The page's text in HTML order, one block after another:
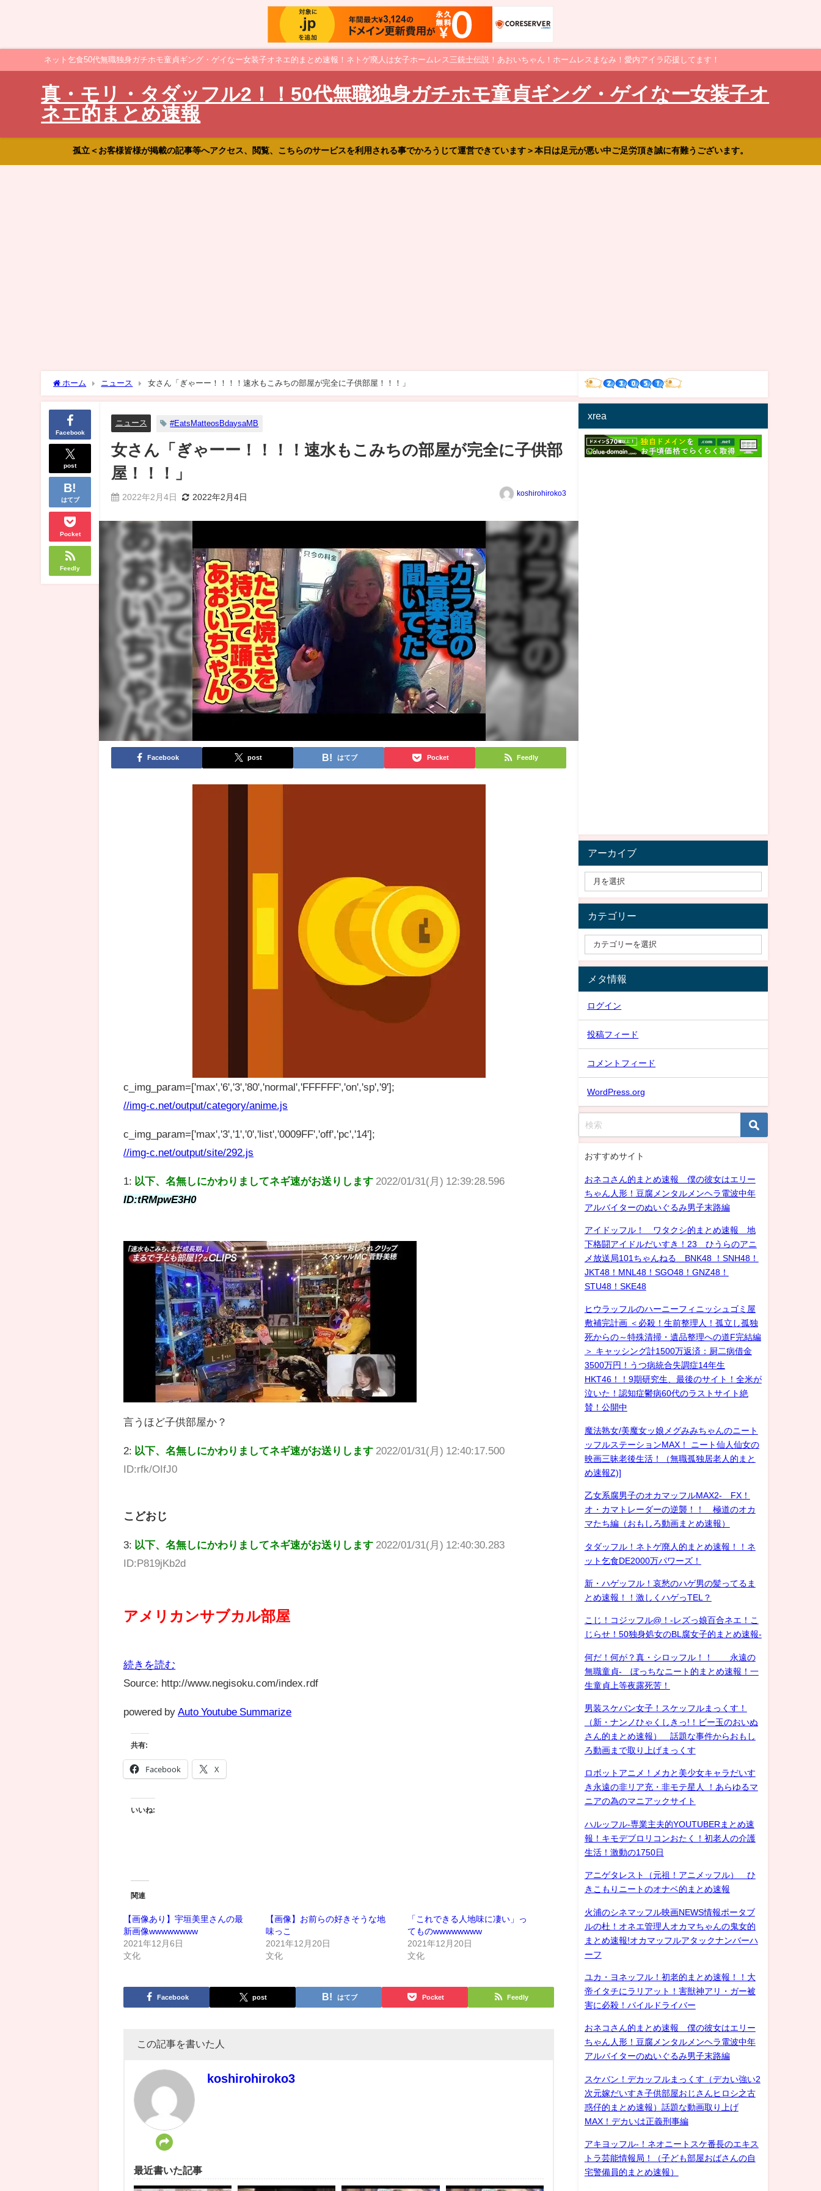
ネット乞食50代無職独身ガチホモ童貞ギング・ゲイなー女装子オネエ的まとめ速報！ネトゲ廃人は女子ホームレス三銃士伝説！あおいちゃん！ホームレスまなみ！愛内アイラ応援してます！
真・モリ・タダッフル2！！50代無職独身ガチホモ童貞ギング・ゲイなー女装子オ
ネエ的まとめ速報
孤立＜お客様皆様が掲載の記事等へアクセス、閲覧、こちらのサービスを利用される事でかろうじて運営できています＞本日は足元が悪い中ご足労頂き誠に有難うございます。
ホーム ニュース 女さん「ぎゃーー！！！！速水もこみちの部屋が完全に子供部屋！！！」
Facebook
post
はてブ
Pocket
Feedly
ニュース #EatsMatteosBdaysaMB
女さん「ぎゃーー！！！！速水もこみちの部屋が完全に子供部
屋！！！」
2022年2月4日 2022年2月4日 koshirohiroko3
Facebook post はてブ Pocket Feedly
c_img_param=['max','6','3','80','normal','FFFFFF','on','sp','9'];
//img-c.net/output/category/anime.js
c_img_param=['max','3','1','0','list','0009FF','off','pc','14'];
//img-c.net/output/site/292.js
1: 以下、名無しにかわりましてネギ速がお送りします 2022/01/31(月) 12:39:28.596
ID:tRMpwE3H0
言うほど子供部屋か？
2: 以下、名無しにかわりましてネギ速がお送りします 2022/01/31(月) 12:40:17.500
ID:rfk/OIfJ0
こどおじ
3: 以下、名無しにかわりましてネギ速がお送りします 2022/01/31(月) 12:40:30.283
ID:P819jKb2d
アメリカンサブカル部屋
続きを読む
Source: http://www.negisoku.com/index.rdf
powered by Auto Youtube Summarize
共有:
Facebook X
いいね:
関連
【画像あり】宇垣美里さんの最
新画像wwwwwwww
2021年12月6日
文化
【画像】お前らの好きそうな地
味っこ
2021年12月20日
文化
「これできる人地味に凄い」っ
てものwwwwwwww
2021年12月20日
文化
Facebook post はてブ Pocket Feedly
この記事を書いた人
koshirohiroko3
最近書いた記事
xrea
アーカイブ
カテゴリー
メタ情報
ログイン
投稿フィード
コメントフィード
WordPress.org
おすすめサイト
おネコさん的まとめ速報 僕の彼女はエリー
ちゃん人形！豆腐メンタルメンヘラ電波中年
アルバイターのぬいぐるみ男子末路編
アイドッフル！ ワタクシ的まとめ速報 地
下格闘アイドルだいすき！23 ひうらのアニ
メ放送局101ちゃんねる BNK48 ！SNH48！
JKT48！MNL48！SGO48！GNZ48！
STU48！SKE48
ヒウラッフルのハーニーフィニッシュゴミ屋
敷補完計画 ＜必殺！生前整理人！孤立し孤独
死からの～特殊清掃・遺品整理への道F完結編
＞ キャッシング計1500万返済：厨二病借金
3500万円！うつ病統合失調症14年生
HKT46！！9期研究生、最後のサイト！全米が
泣いた！認知症鬱病60代のラストサイト絶
賛！公開中
魔法熟女/美魔女ッ娘メグみみちゃんのニート
ッフルステーションMAX！ ニート仙人仙女の
映画三昧老後生活！（無職孤独居老人的まと
め速報Z)]
乙女系腐男子のオカマッフルMAX2- FX！
オ・カマトレーダーの逆襲！！ 極道のオカ
マたち編（おもしろ動画まとめ速報）
タダッフル！ネトゲ廃人的まとめ速報！！ネ
ット乞食DE2000万パワーズ！
新・ハゲッフル！哀愁のハゲ男の髪ってるま
とめ速報！！激しくハゲっTEL？
こじ！コジッフル@！-レズっ娘百合ネエ！こ
じらせ！50独身処女のBL腐女子的まとめ速報-
何だ！何が？真・シロッフル！！ 永遠の
無職童貞- ぼっちなニート的まとめ速報！一
生童貞上等夜露死苦！
男装スケバン女子！スケッフルまっくす！
（新・ナンノひゃくしきっ!！ビー玉のおいぬ
さん的まとめ速報） 話題な事件からおもし
ろ動画まで取り上げまっくす
ロボットアニメ！メカと美少女キャラだいす
き永遠の非リア充・非モテ星人 ！あらゆるマ
ニアの為のマニアックサイト
ハルッフル-専業主夫的YOUTUBERまとめ速
報！キモデブロリコンおたく！初老人の介護
生活！激動の1750日
アニゲタレスト（元祖！アニメッフル） ひ
きこもりニートのオナベ的まとめ速報
火浦のシネマッフル映画NEWS情報ポータブ
ルの杜！オネエ管理人オカマちゃんの鬼女的
まとめ速報!オカマッフルアタックナンバーハ
ーフ
ユカ・ヨネッフル！初老的まとめ速報！！大
帝イタチにラリアット！害獣神アリ・ガー被
害に必殺！パイルドライバー
おネコさん的まとめ速報 僕の彼女はエリー
ちゃん人形！豆腐メンタルメンヘラ電波中年
アルバイターのぬいぐるみ男子末路編
スケバン！デカッフルまっくす（デカい強い2
次元嫁だいすき子供部屋おじさんヒロシ之古
惑仔的まとめ速報）話題な動画取り上げ
MAX！デカいは正義刑事編
アキヨッフル-！ネオニートスケ番長のエキス
トラ芸能情報局！（子ども部屋おばさんの自
宅警備員的まとめ速報）